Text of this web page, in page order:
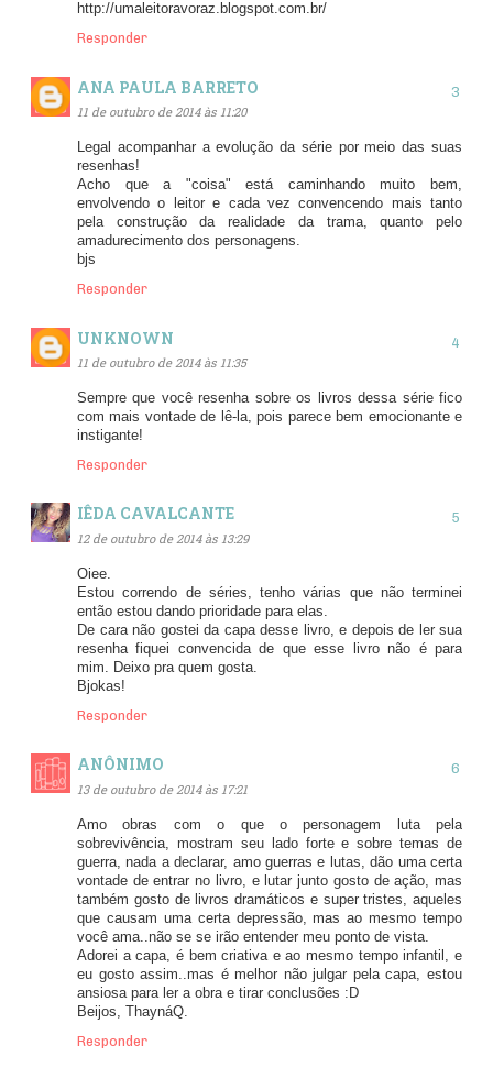
http://umaleitoravoraz.blogspot.com.br/
Responder
ANA PAULA BARRETO
11 de outubro de 2014 às 11:20
Legal acompanhar a evolução da série por meio das suas
resenhas!
Acho que a "coisa" está caminhando muito bem,
envolvendo o leitor e cada vez convencendo mais tanto
pela construção da realidade da trama, quanto pelo
amadurecimento dos personagens.
bjs
Responder
UNKNOWN
11 de outubro de 2014 às 11:35
Sempre que você resenha sobre os livros dessa série fico
com mais vontade de lê-la, pois parece bem emocionante e
instigante!
Responder
IÊDA CAVALCANTE
12 de outubro de 2014 às 13:29
Oiee.
Estou correndo de séries, tenho várias que não terminei
então estou dando prioridade para elas.
De cara não gostei da capa desse livro, e depois de ler sua
resenha fiquei convencida de que esse livro não é para
mim. Deixo pra quem gosta.
Bjokas!
Responder
ANÔNIMO
13 de outubro de 2014 às 17:21
Amo obras com o que o personagem luta pela
sobrevivência, mostram seu lado forte e sobre temas de
guerra, nada a declarar, amo guerras e lutas, dão uma certa
vontade de entrar no livro, e lutar junto gosto de ação, mas
também gosto de livros dramáticos e super tristes, aqueles
que causam uma certa depressão, mas ao mesmo tempo
você ama..não se se irão entender meu ponto de vista.
Adorei a capa, é bem criativa e ao mesmo tempo infantil, e
eu gosto assim..mas é melhor não julgar pela capa, estou
ansiosa para ler a obra e tirar conclusões :D
Beijos, ThaynáQ.
Responder